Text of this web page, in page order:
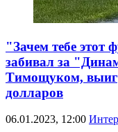
"Зачем тебе этот
забивал за
Тимощуком,
долларов
06.01.2023, 12:00